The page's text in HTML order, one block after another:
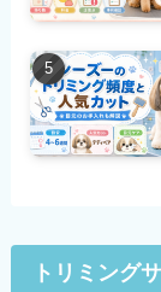
トリミング